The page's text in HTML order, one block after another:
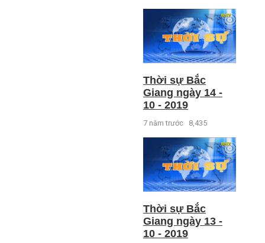
Thời sự Bắc
Giang ngày 14 -
10 - 2019
7 năm trước 8,435
Thời sự Bắc
Giang ngày 13 -
10 - 2019